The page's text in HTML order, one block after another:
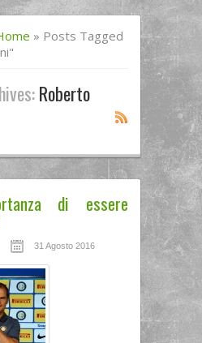
» Posts Tagged
Roberto
di essere
31 Agosto 2016